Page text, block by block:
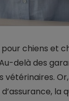
chiens et
delà des
vétérinaires.
la